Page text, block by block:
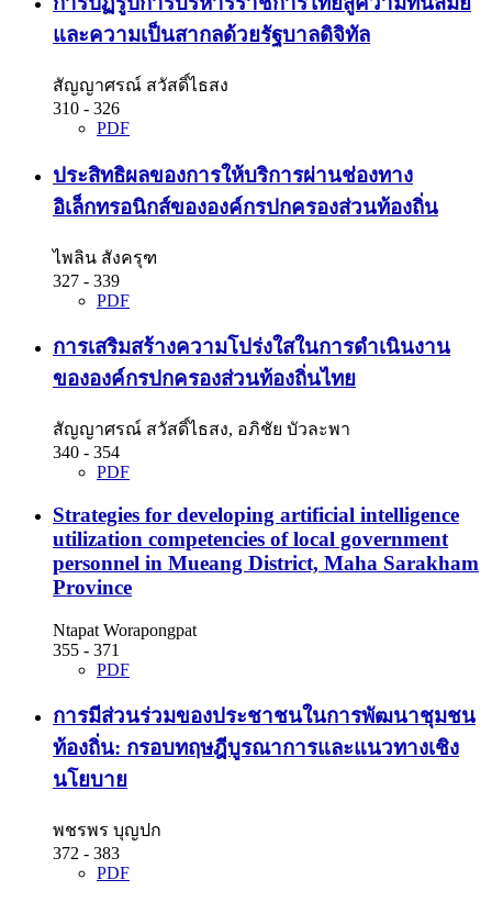
และความเป็นสากลด้วยรัฐบาลดิจิทัล
สัญญาศรณ์ สวัสดิ์ไธสง
310 - 326
PDF
ประสิทธิผลของการให้บริการผ่านช่องทาง
อิเล็กทรอนิกส์ขององค์กรปกครองส่วนท้องถิ่น
ไพลิน สังครุฑ
327 - 339
PDF
การเสริมสร้างความโปร่งใสในการดำเนินงาน
ขององค์กรปกครองส่วนท้องถิ่นไทย
สัญญาศรณ์ สวัสดิ์ไธสง, อภิชัย บัวละพา
340 - 354
PDF
Strategies for developing artificial intelligence
utilization competencies of local government
personnel in Mueang District, Maha Sarakham
Province
Ntapat Worapongpat
355 - 371
PDF
การมีส่วนร่วมของประชาชนในการพัฒนาชุมชน
ท้องถิ่น: กรอบทฤษฎีบูรณาการและแนวทางเชิง
นโยบาย
พชรพร บุญปก
372 - 383
PDF